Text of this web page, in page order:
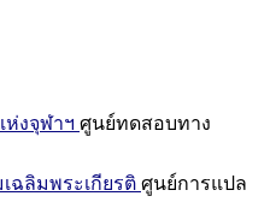
งจุฬาฯ ศูนย์ทดสอบทาง
ฉลิมพระเกียรติ ศูนย์การแปล